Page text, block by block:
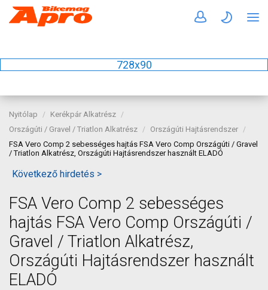
728x90
Nyitólap
Kerékpár Alkatrész
Országúti / Gravel / Triatlon Alkatrész
Országúti Hajtásrendszer
FSA Vero Comp 2 sebességes hajtás FSA Vero Comp Országúti / Gravel
/ Triatlon Alkatrész, Országúti Hajtásrendszer használt ELADÓ
Következő hirdetés >
FSA Vero Comp 2 sebességes
hajtás FSA Vero Comp Országúti /
Gravel / Triatlon Alkatrész,
Országúti Hajtásrendszer használt
ELADÓ